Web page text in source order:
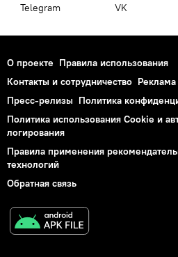
Telegram VK
О проекте Правила использования
Контакты и сотрудничество Реклама
Пресс-релизы Политика
Политика использования Cookie и
логирования
Правила применения
технологий
Обратная связь